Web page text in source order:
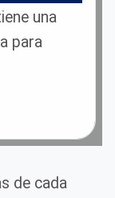
una
para
de cada